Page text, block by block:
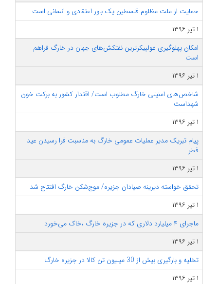
حمایت از ملت مظلوم فلسطین یک باور اعتقادی و انسانی است
۱ تیر ۱۳۹۶
امکان پهلوگیری غول‎پیکرترین نفتکش‌های جهان در خارگ فراهم
است
۱ تیر ۱۳۹۶
شاخص‌های امنیتی خارگ مطلوب است/ اقتدار کشور به برکت خون
شهداست
۱ تیر ۱۳۹۶
پیام تبریک مدیر عملیات عمومی خارگ به مناسبت فرا رسیدن عید
فطر
۱ تیر ۱۳۹۶
تحقق خواسته دیرینه صیادان جزیره/ موج‌شکن خارگ افتتاح شد
۱ تیر ۱۳۹۶
ماجرای ۴ میلیارد دلاری که در جزیره خارگ ،خاک می‌خورد
۱ تیر ۱۳۹۶
تخلیه و بارگیری بیش از 30 میلیون تن کالا در جزیره خارگ
۱ تیر ۱۳۹۶